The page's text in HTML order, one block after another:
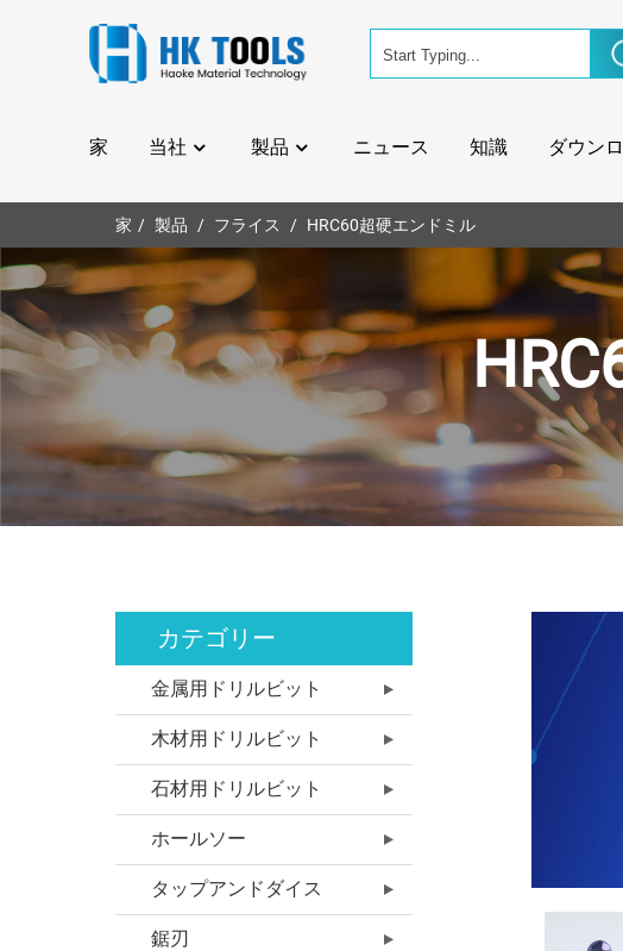
家 当社 製品 ニュース 知識 ダウン
家 製品 フライス HRC60超硬エンドミル
カテゴリー
金属用ドリルビット
木材用ドリルビット
石材用ドリルビット
ホールソー
タップアンドダイス
鋸刃